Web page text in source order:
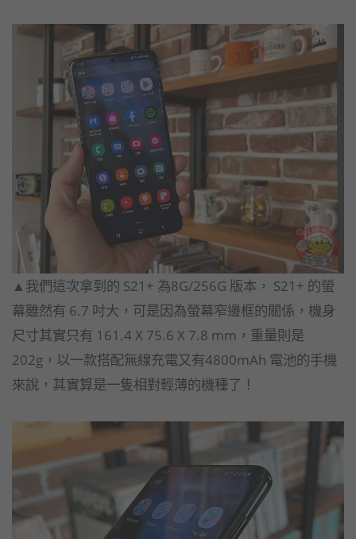
▲我們這次拿到的 S21+ 為8G/256G 版本， S21+ 的螢
幕雖然有 6.7 吋大，可是因為螢幕窄邊框的關係，機身
尺寸其實只有 161.4 X 75.6 X 7.8 mm，重量則是
202g，以一款搭配無線充電又有4800mAh 電池的手機
來說，其實算是一隻相對輕薄的機種了！